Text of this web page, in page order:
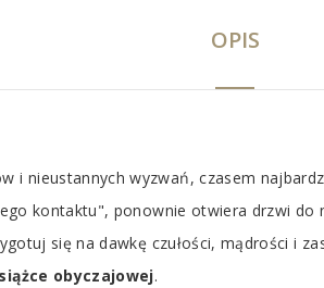
OPIS
i nieustannych wyzwań, czasem
kontaktu", ponownie otwiera drzwi
się na dawkę czułości, mądrości i
obyczajowej.